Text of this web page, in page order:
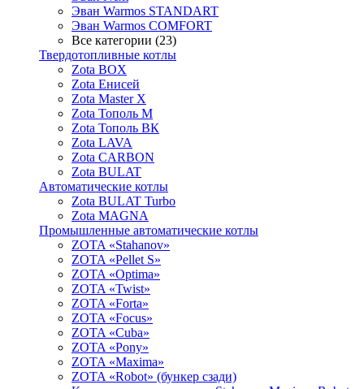
Эван Warmos STANDART
Эван Warmos COMFORT
Все категории (23)
Твердотопливные котлы
Zota BOX
Zota Енисей
Zota Master X
Zota Тополь М
Zota Тополь ВК
Zota LAVA
Zota CARBON
Zota BULAT
Автоматические котлы
Zota BULAT Turbo
Zota MAGNA
Промышленные автоматические котлы
ZOTA «Stahanov»
ZOTA «Pellet S»
ZOTA «Optima»
ZOTA «Twist»
ZOTA «Forta»
ZOTA «Focus»
ZOTA «Cuba»
ZOTA «Pony»
ZOTA «Maxima»
ZOTA «Robot» (бункер сзади)